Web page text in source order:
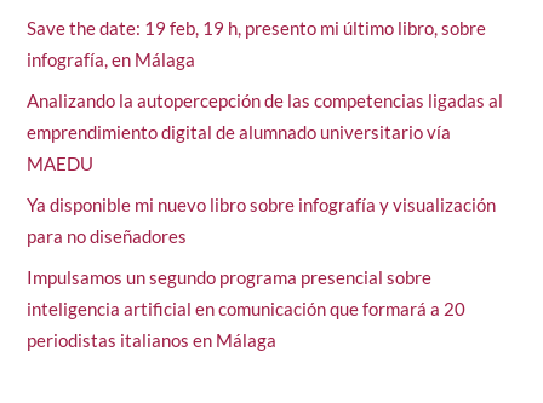
Save the date: 19 feb, 19 h, presento mi último libro, sobre
infografía, en Málaga
Analizando la autopercepción de las competencias ligadas al
emprendimiento digital de alumnado universitario vía
MAEDU
Ya disponible mi nuevo libro sobre infografía y visualización
para no diseñadores
Impulsamos un segundo programa presencial sobre
inteligencia artificial en comunicación que formará a 20
periodistas italianos en Málaga